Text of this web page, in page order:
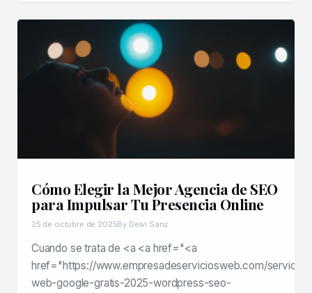
Cómo Elegir la Mejor Agencia de SEO
para Impulsar Tu Presencia Online
25 de octubre de 2025By Deivi Sanz
Cuando se trata de <a <a href="<a
href="https://www.empresadeserviciosweb.com/
web-google-gratis-2025-wordpress-seo-